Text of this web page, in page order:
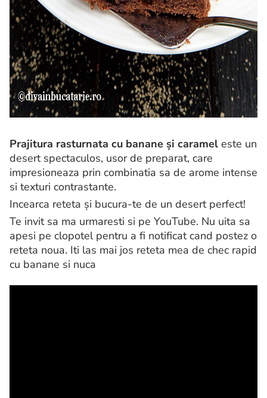
Prajitura rasturnata cu banane și caramel este un
desert spectaculos, usor de preparat, care
impresioneaza prin combinatia sa de arome intense
si texturi contrastante.
Incearca reteta și bucura-te de un desert perfect!
Te invit sa ma urmaresti si pe YouTube. Nu uita sa
apesi pe clopotel pentru a fi notificat cand postez o
reteta noua. Iti las mai jos reteta mea de chec rapid
cu banane si nuca